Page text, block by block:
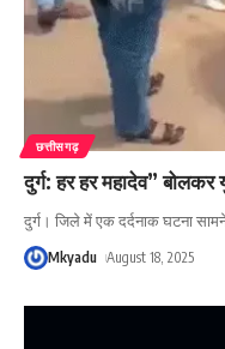
छत्तीसगढ़
दुर्ग: हर हर महादेव”
दुर्ग। जिले में एक दर्दनाक घटना
Mkyadu August 18, 2025